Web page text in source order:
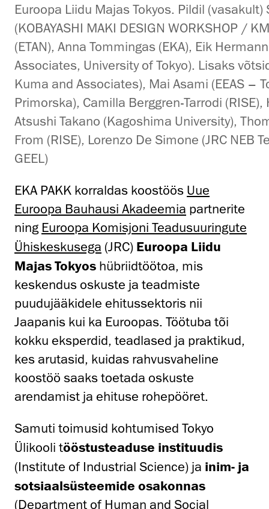
Euroopa Liidu Majas Tokyos. Pildil
(KOBAYASHI MAKI DESIGN WORKSHOP /
(ETAN), Anna Tommingas (EKA), Eik
Associates, University of Tokyo). Lisaks
Kuma and Associates), Mai Asami (EEAS –
Primorska), Camilla Berggren-Tarrodi
Atsushi Takano (Kagoshima University),
From (RISE), Lorenzo De Simone (JRC NEB
GEEL)
EKA PAKK korraldas koostöös Uue
Euroopa Bauhausi Akadeemia partnerite
ning Euroopa Komisjoni Teadusuuringute
Ühiskeskusega (JRC) Euroopa Liidu
Majas Tokyos hübriidtöötoa, mis
keskendus oskuste ja teadmiste
puudujääkidele ehitussektoris nii
Jaapanis kui ka Euroopas. Töötuba tõi
kokku eksperdid, teadlased ja praktikud,
kes arutasid, kuidas rahvusvaheline
koostöö saaks toetada oskuste
arendamist ja ehituse rohepööret.
Samuti toimusid kohtumised Tokyo
Ülikooli tööstusteaduse instituudis
(Institute of Industrial Science) ja inim- ja
sotsiaalsüsteemide osakonnas
(Department of Human and Social